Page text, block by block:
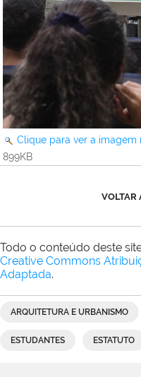
Clique para ver a imagem
899KB
VOLTAR
Todo o conteúdo deste
Creative Commons
Adaptada.
ARQUITETURA E URBANISMO
ESTUDANTES ESTATUTO